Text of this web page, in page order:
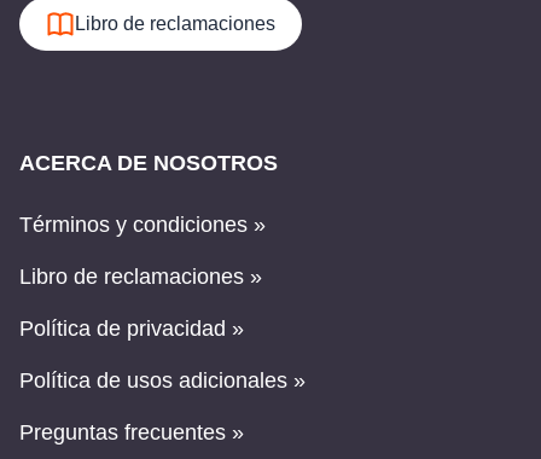
Libro de reclamaciones
ACERCA DE NOSOTROS
Términos y condiciones »
Libro de reclamaciones »
Política de privacidad »
Política de usos adicionales »
Preguntas frecuentes »